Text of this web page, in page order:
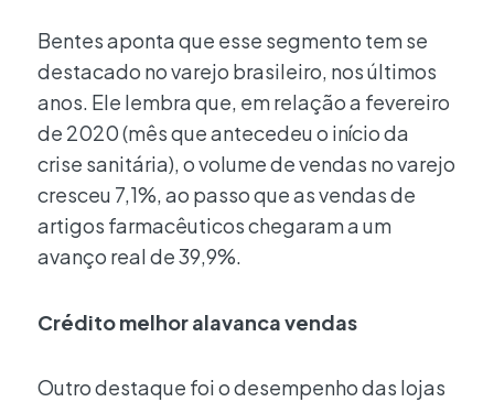
Bentes aponta que esse segmento tem se
destacado no varejo brasileiro, nos últimos
anos. Ele lembra que, em relação a fevereiro
de 2020 (mês que antecedeu o início da
crise sanitária), o volume de vendas no varejo
cresceu 7,1%, ao passo que as vendas de
artigos farmacêuticos chegaram a um
avanço real de 39,9%.
Crédito melhor alavanca vendas
Outro destaque foi o desempenho das lojas